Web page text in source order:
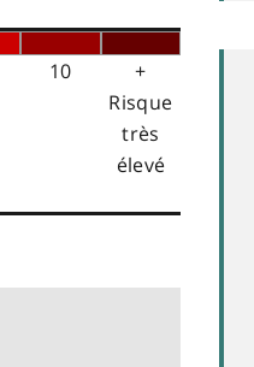
10
+
Risque
très
élevé